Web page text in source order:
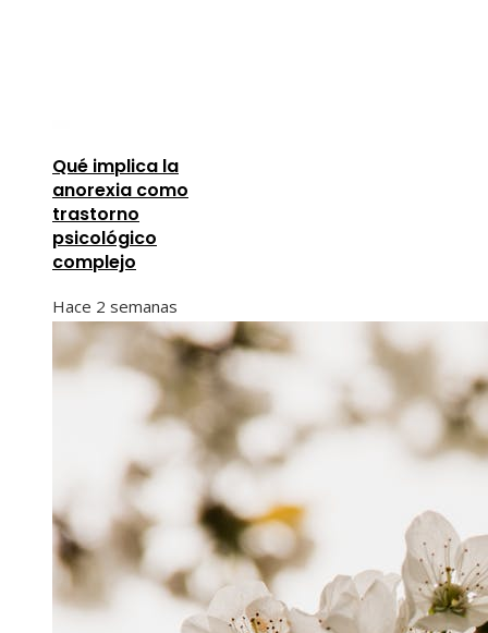
Qué implica la
anorexia como
trastorno
psicológico
complejo
Hace 2 semanas